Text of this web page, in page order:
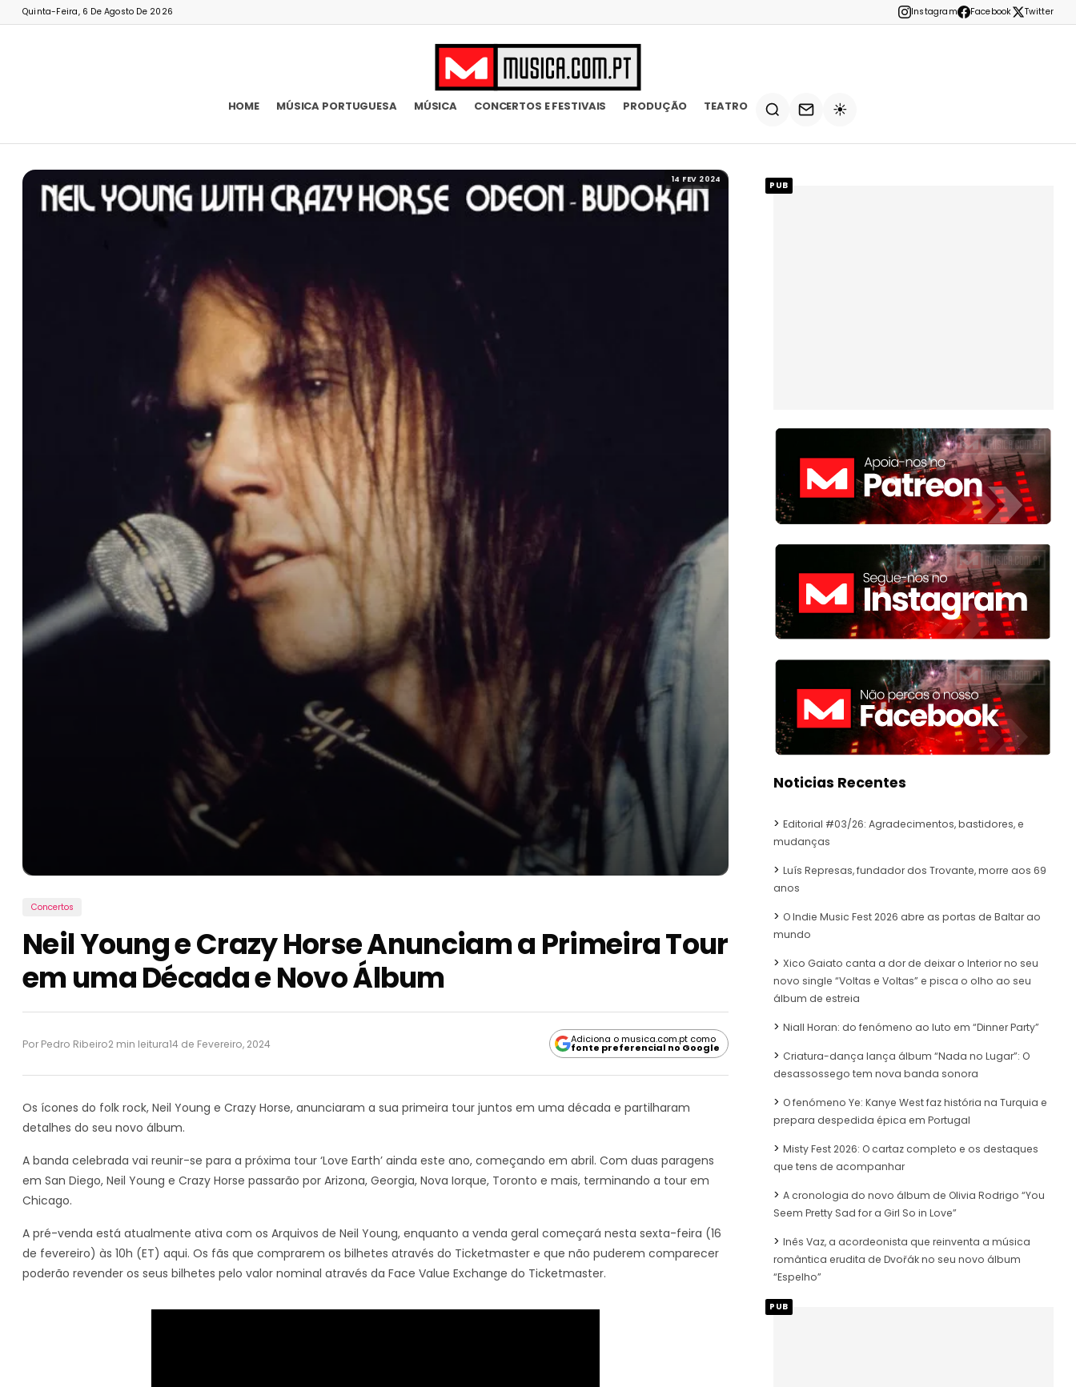
Quinta-Feira, 6 De Agosto De 2026 Instagram Facebook Twitter
HOME MÚSICA PORTUGUESA MÚSICA CONCERTOS E FESTIVAIS PRODUÇÃO TEATRO ☀️
14 FEV 2024
Concertos
Neil Young e Crazy Horse Anunciam a Primeira Tour
em uma Década e Novo Álbum
Por Pedro Ribeiro2 min leitura14 de Fevereiro, 2024 Adiciona o musica.com.pt como
fonte preferencial no Google
Os ícones do folk rock, Neil Young e Crazy Horse, anunciaram a sua primeira tour juntos em uma década e partilharam
detalhes do seu novo álbum.
A banda celebrada vai reunir-se para a próxima tour ‘Love Earth’ ainda este ano, começando em abril. Com duas paragens
em San Diego, Neil Young e Crazy Horse passarão por Arizona, Georgia, Nova Iorque, Toronto e mais, terminando a tour em
Chicago.
A pré-venda está atualmente ativa com os Arquivos de Neil Young, enquanto a venda geral começará nesta sexta-feira (16
de fevereiro) às 10h (ET) aqui. Os fãs que comprarem os bilhetes através do Ticketmaster e que não puderem comparecer
poderão revender os seus bilhetes pelo valor nominal através da Face Value Exchange do Ticketmaster.
PUB
Noticias Recentes
Editorial #03/26: Agradecimentos, bastidores, e
mudanças
Luís Represas, fundador dos Trovante, morre aos 69
anos
O Indie Music Fest 2026 abre as portas de Baltar ao
mundo
Xico Gaiato canta a dor de deixar o Interior no seu
novo single “Voltas e Voltas” e pisca o olho ao seu
álbum de estreia
Niall Horan: do fenómeno ao luto em “Dinner Party”
Criatura-dança lança álbum “Nada no Lugar”: O
desassossego tem nova banda sonora
O fenómeno Ye: Kanye West faz história na Turquia e
prepara despedida épica em Portugal
Misty Fest 2026: O cartaz completo e os destaques
que tens de acompanhar
A cronologia do novo álbum de Olivia Rodrigo “You
Seem Pretty Sad for a Girl So in Love”
Inês Vaz, a acordeonista que reinventa a música
romântica erudita de Dvořák no seu novo álbum
“Espelho”
PUB